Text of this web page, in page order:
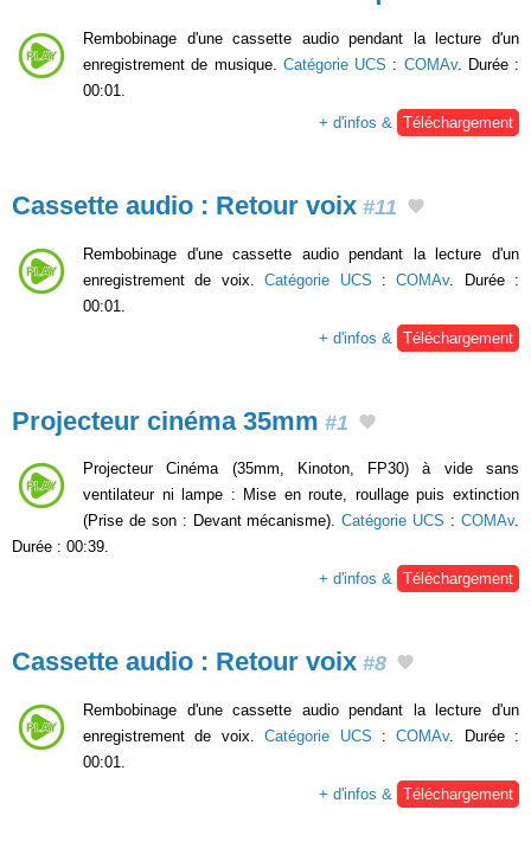
Rembobinage d'une cassette audio pendant la lecture d'un
enregistrement de musique. Catégorie UCS : COMAv. Durée :
00:01.
+ d'infos & Téléchargement
Cassette audio : Retour voix #11
Rembobinage d'une cassette audio pendant la lecture d'un
enregistrement de voix.Catégorie UCS :COMAv. Durée :
00:01.
+ d'infos &
Téléchargement
Projecteur cinéma 35mm #1
Projecteur Cinéma (35mm, Kinoton, FP30) à vide sans
ventilateur ni lampe : Mise en route, roullage puis extinction
(Prise de son : Devant mécanisme).Catégorie UCS :COMAv.
Durée : 00:39.
+ d'infos & Téléchargement
Cassette audio : Retour voix #8
Rembobinage d'une cassette audio pendant la lecture d'un
enregistrement de voix.Catégorie UCS :COMAv. Durée :
00:01.
+ d'infos & Téléchargement